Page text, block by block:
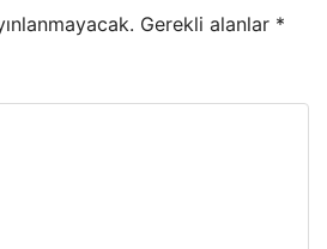
Gerekli alanlar *